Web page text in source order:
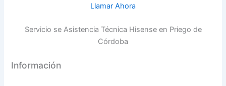
Llamar Ahora
Servicio se Asistencia Técnica Hisense en Priego de
Córdoba
Información